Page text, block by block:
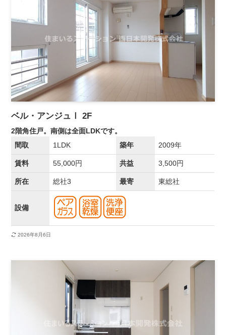
ベル・アンジュⅠ 2F
2階角住戸。南側は全面LDKです。
間取
1LDK 築年 2009年
賃料 55,000円 共益 3,500円
所在 総社3 最寄 東総社
設備
2026年8月6日